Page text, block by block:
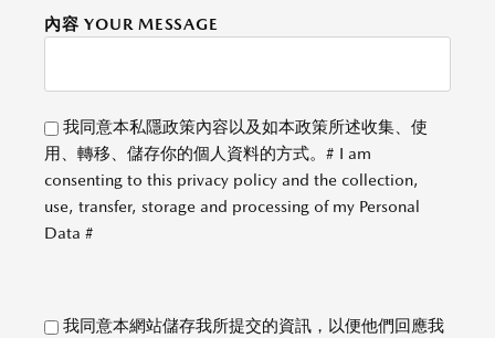
內容 YOUR MESSAGE
我同意本私隱政策內容以及如本政策所述收集、使
用、轉移、儲存你的個人資料的方式。# I am
consenting to this privacy policy and the collection,
use, transfer, storage and processing of my Personal
Data #
我同意本網站儲存我所提交的資訊，以便他們回應我